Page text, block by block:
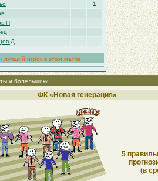
1
П
Д
- лучший игрок в этом матче
и болельщики
ФК «Новая генерация»
5
(в